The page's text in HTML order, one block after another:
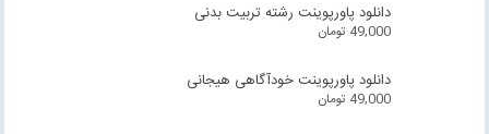
دانلود پاورپوینت رشته تربیت بدنی
49,000 تومان
دانلود پاورپوینت خودآگاهی هیجانی
49,000 تومان